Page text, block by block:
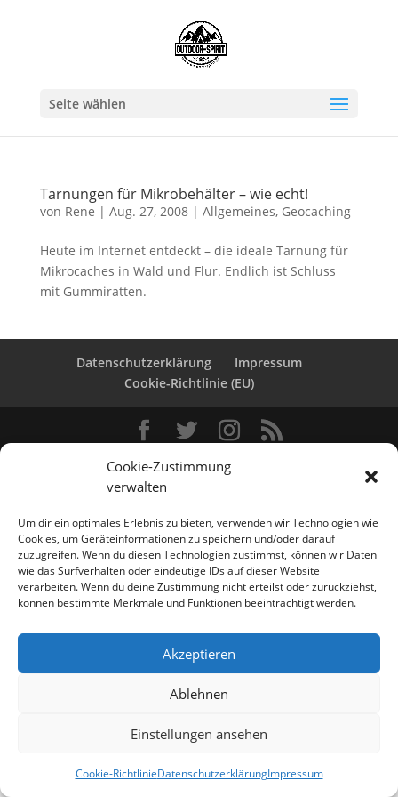
Cookie-Zustimmung
verwalten
Um dir ein optimales Erlebnis zu bieten, verwenden wir Technologien wie
Cookies, um Geräteinformationen zu speichern und/oder darauf
zuzugreifen. Wenn du diesen Technologien zustimmst, können wir Daten
wie das Surfverhalten oder eindeutige IDs auf dieser Website
verarbeiten. Wenn du deine Zustimmung nicht erteilst oder zurückziehst,
können bestimmte Merkmale und Funktionen beeinträchtigt werden.
Akzeptieren
Ablehnen
Einstellungen ansehen
Cookie-RichtlinieDatenschutzerklärungImpressum
Seite wählen
Tarnungen für Mikrobehälter – wie echt!
von Rene | Aug. 27, 2008| Allgemeines, Geocaching
Heute im Internet entdeckt – die ideale Tarnung für
Mikrocaches in Wald und Flur. Endlich ist Schluss
mit Gummiratten.
Datenschutzerklärung
Impressum
Cookie-Richtlinie (EU)
Designed by Elegant Themes
WordPress